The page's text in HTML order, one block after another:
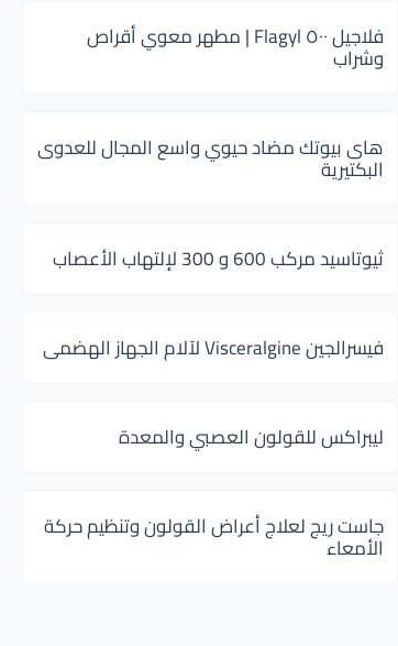
فلاجيل ٥٠٠ Flagyl | مطهر معوي أقراص
وشراب
هاى بيوتك مضاد حيوي واسع المجال للعدوى
البكتيرية
ثيوتاسيد مركب 600 و 300 لإلتهاب الأعصاب
فيسرالجين Visceralgine لآلام الجهاز الهضمى
ليبراكس للقولون العصبي والمعدة
جاست ريج لعلاج أعراض القولون وتنظيم حركة
الأمعاء